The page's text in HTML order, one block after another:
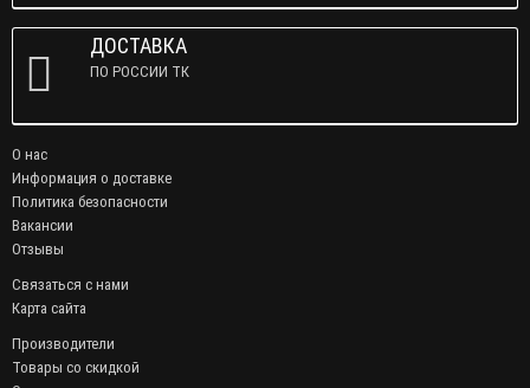
ДОСТАВКА
ПО РОССИИ ТК
О нас
Информация о доставке
Политика безопасности
Вакансии
Отзывы
Связаться с нами
Карта сайта
Производители
Товары со скидкой